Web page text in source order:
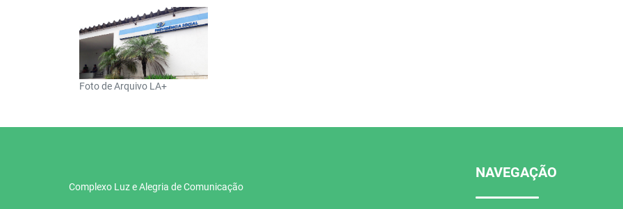
Foto de Arquivo LA+
Complexo Luz e Alegria de Comunicação
NAVEGAÇÃO